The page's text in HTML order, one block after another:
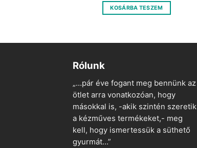
was:
850 Ft.
is:
425 Ft.
KOSÁRBA TESZEM
Rólunk
„…pár éve fogant meg bennünk az
ötlet arra vonatkozóan, hogy
másokkal is, -akik szintén szeretik
a kézműves termékeket,- meg
kell, hogy ismertessük a süthető
gyurmát…”